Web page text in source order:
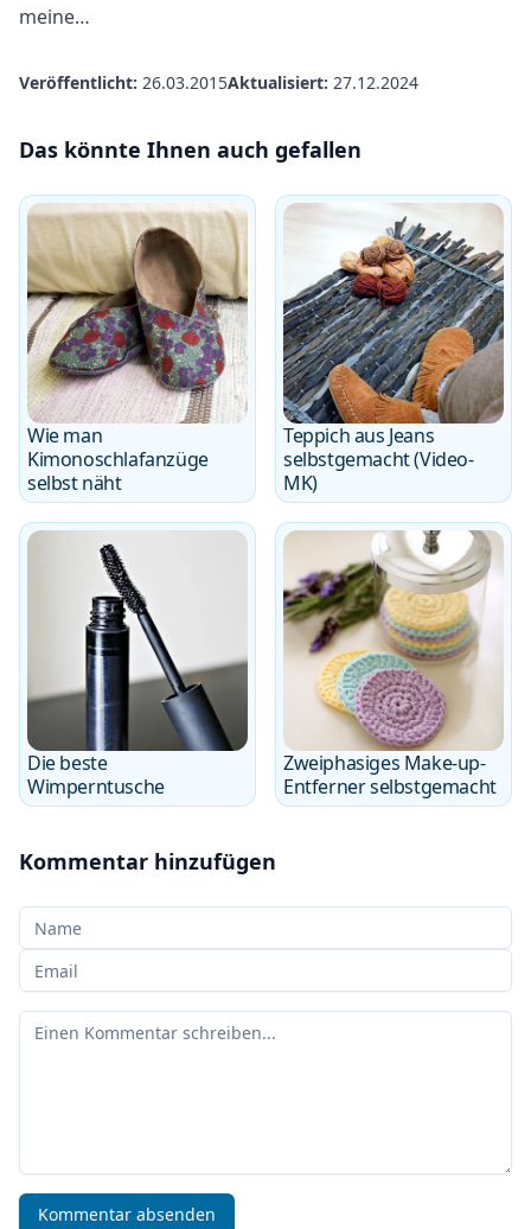
meine…
Veröffentlicht: 26.03.2015Aktualisiert: 27.12.2024
Das könnte Ihnen auch gefallen
Wie man
Kimonoschlafanzüge
selbst näht
Teppich aus Jeans
selbstgemacht (Video-
MK)
Die beste
Wimperntusche
Zweiphasiges Make-up-
Entferner selbstgemacht
Kommentar hinzufügen
Ihr Name
Ihre E-Mail
Ihr Kommentar
Kommentar absenden